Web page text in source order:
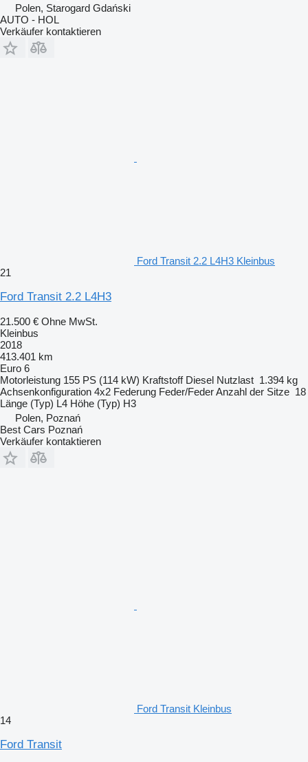
Polen, Starogard Gdański
AUTO - HOL
Verkäufer kontaktieren
Ford Transit 2.2 L4H3 Kleinbus
21
Ford Transit 2.2 L4H3
21.500 € Ohne MwSt.
Kleinbus
2018
413.401 km
Euro 6
Motorleistung 155 PS (114 kW) Kraftstoff Diesel Nutzlast 1.394 kg
Achsenkonfiguration 4x2 Federung Feder/FederAnzahl der Sitze 18
Länge (Typ) L4 Höhe (Typ) H3
Polen, Poznań
Best Cars Poznań
Verkäufer kontaktieren
Ford Transit Kleinbus
14
Ford Transit